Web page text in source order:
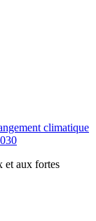
climatique
et aux fortes